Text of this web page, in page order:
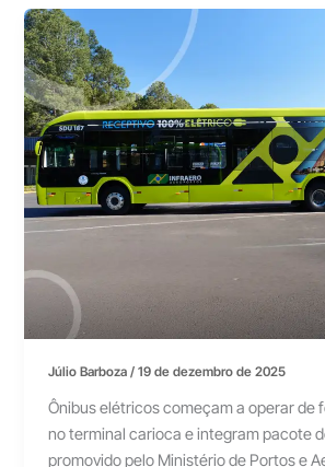
Júlio Barboza/19 de dezembro de 2025
Ônibus elétricos começam a operar de
no terminal carioca e integram pacote
promovido pelo Ministério de Portos e